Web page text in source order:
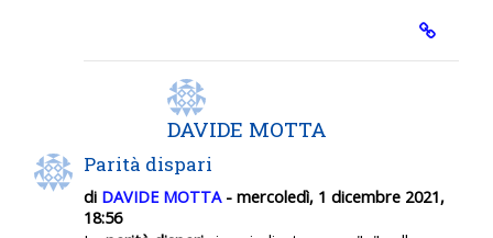
DAVIDE MOTTA
Parità dispari
di DAVIDE MOTTA- mercoledì, 1 dicembre 2021,
18:56